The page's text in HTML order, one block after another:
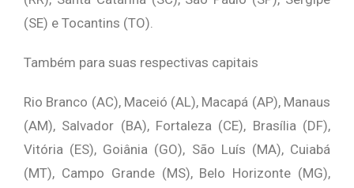
(SE) e Tocantins (TO).
Também para suas respectivas capitais
Rio Branco (AC), Maceió (AL), Macapá (AP), Manaus
(AM), Salvador (BA), Fortaleza (CE), Brasília (DF),
Vitória (ES), Goiânia (GO), São Luís (MA), Cuiabá
(MT), Campo Grande (MS), Belo Horizonte (MG),